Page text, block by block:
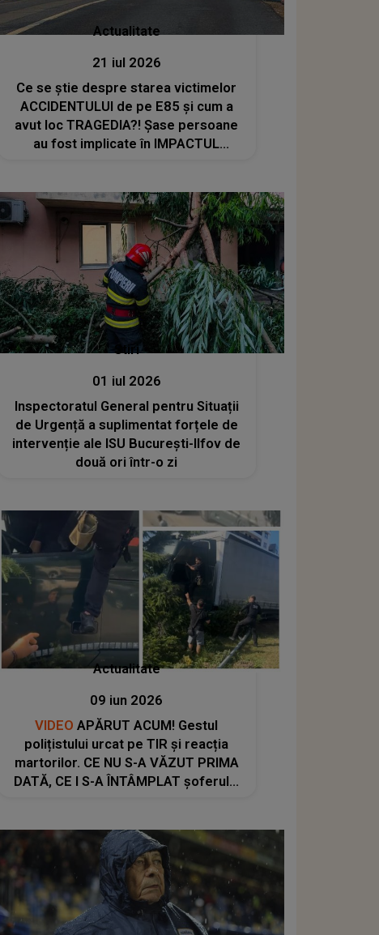
Actualitate
21 iul 2026
Ce se știe despre starea victimelor
ACCIDENTULUI de pe E85 și cum a
avut loc TRAGEDIA?! Șase persoane
au fost implicate în IMPACTUL
Stiri
01 iul 2026
Inspectoratul General pentru Situații
de Urgență a suplimentat forțele de
intervenție ale ISU București-Ilfov de
două ori într-o zi
Actualitate
09 iun 2026
VIDEO APĂRUT ACUM! Gestul
polițistului urcat pe TIR și reacția
martorilor. CE NU S-A VĂZUT PRIMA
DATĂ, CE I S-A ÎNTÂMPLAT șoferului
cu spray! Dă-i una la coaste! Înmoaie-
l, f..."